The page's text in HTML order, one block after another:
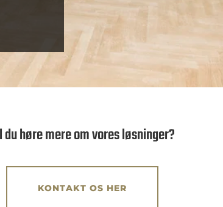
du høre mere om vores løsninger?
KONTAKT OS HER